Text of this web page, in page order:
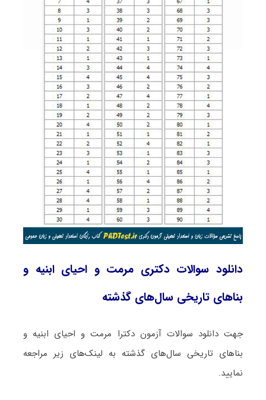
دانلود سوالات دکتری مرمت و احیای ابنیه و
بناهای تاریخی سال‌های گذشته
جهت دانلود سوالات آزمون دکترا مرمت و احیای ابنیه و
بناهای تاریخی سال‌های گذشته به لینک‌های زیر مراجعه
نمایید.